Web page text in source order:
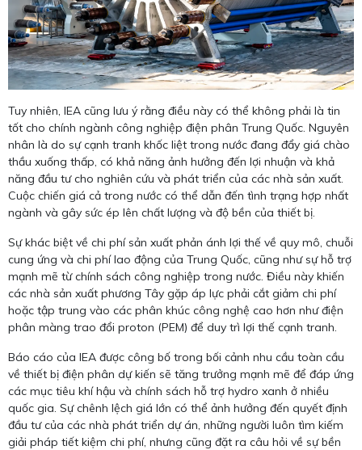
Tuy nhiên, IEA cũng lưu ý rằng điều này có thể không phải là tin
tốt cho chính ngành công nghiệp điện phân Trung Quốc. Nguyên
nhân là do sự cạnh tranh khốc liệt trong nước đang đẩy giá chào
thầu xuống thấp, có khả năng ảnh hưởng đến lợi nhuận và khả
năng đầu tư cho nghiên cứu và phát triển của các nhà sản xuất.
Cuộc chiến giá cả trong nước có thể dẫn đến tình trạng hợp nhất
ngành và gây sức ép lên chất lượng và độ bền của thiết bị.
Sự khác biệt về chi phí sản xuất phản ánh lợi thế về quy mô, chuỗi
cung ứng và chi phí lao động của Trung Quốc, cũng như sự hỗ trợ
mạnh mẽ từ chính sách công nghiệp trong nước. Điều này khiến
các nhà sản xuất phương Tây gặp áp lực phải cắt giảm chi phí
hoặc tập trung vào các phân khúc công nghệ cao hơn như điện
phân màng trao đổi proton (PEM) để duy trì lợi thế cạnh tranh.
Báo cáo của IEA được công bố trong bối cảnh nhu cầu toàn cầu
về thiết bị điện phân dự kiến sẽ tăng trưởng mạnh mẽ để đáp ứng
các mục tiêu khí hậu và chính sách hỗ trợ hydro xanh ở nhiều
quốc gia. Sự chênh lệch giá lớn có thể ảnh hưởng đến quyết định
đầu tư của các nhà phát triển dự án, những người luôn tìm kiếm
giải pháp tiết kiệm chi phí, nhưng cũng đặt ra câu hỏi về sự bền